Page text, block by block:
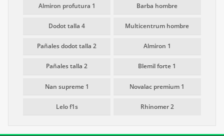
Almiron profutura 1 Barba hombre
Dodot talla 4 Multicentrum hombre
Pañales dodot talla 2 Almiron 1
Pañales talla 2 Blemil forte 1
Nan supreme 1 Novalac premium 1
Lelo f1s Rhinomer 2